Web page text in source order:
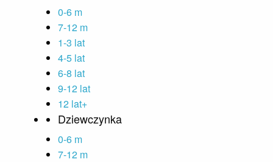
0-6 m
7-12 m
1-3 lat
4-5 lat
6-8 lat
9-12 lat
12 lat+
Dziewczynka
0-6 m
7-12 m